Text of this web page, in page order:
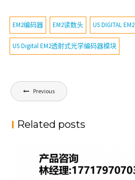
EM2编码器 EM2读数头 US DIGITAL EM2
US Digital EM2透射式光学编码器模块
文
章
航
Previous
Related posts